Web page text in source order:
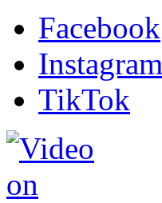
Facebook
Instagram
TikTok